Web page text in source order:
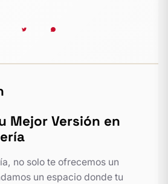
Mejor Versión en
no solo te ofrecemos un
un espacio donde tu